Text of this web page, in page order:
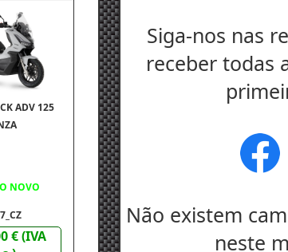
ADV 125
NOVO
€ (IVA
Siga-nos nas
receber todas
Não existem
neste